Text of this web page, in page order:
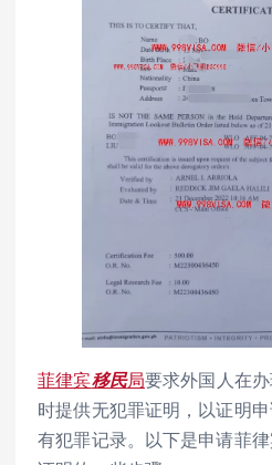
菲律宾移民局要求外国人在
时提供无犯罪证明，以证明
有犯罪记录。以下是申请菲